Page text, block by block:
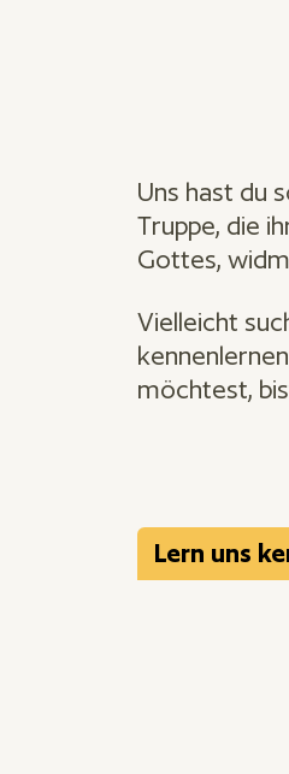
Uns hast du
Truppe, die
Gottes,
Vielleicht
möchtest,
Lern uns